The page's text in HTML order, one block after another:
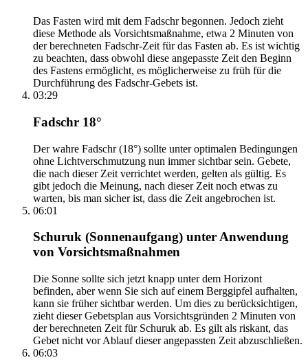
Das Fasten wird mit dem Fadschr begonnen. Jedoch zieht
diese Methode als Vorsichtsmaßnahme, etwa 2 Minuten von
der berechneten Fadschr-Zeit für das Fasten ab. Es ist wichtig
zu beachten, dass obwohl diese angepasste Zeit den Beginn
des Fastens ermöglicht, es möglicherweise zu früh für die
Durchführung des Fadschr-Gebets ist.
03:29
Fadschr 18°
Der wahre Fadschr (18°) sollte unter optimalen Bedingungen
ohne Lichtverschmutzung nun immer sichtbar sein. Gebete,
die nach dieser Zeit verrichtet werden, gelten als gültig. Es
gibt jedoch die Meinung, nach dieser Zeit noch etwas zu
warten, bis man sicher ist, dass die Zeit angebrochen ist.
06:01
Schuruk (Sonnenaufgang) unter Anwendung
von Vorsichtsmaßnahmen
Die Sonne sollte sich jetzt knapp unter dem Horizont
befinden, aber wenn Sie sich auf einem Berggipfel aufhalten,
kann sie früher sichtbar werden. Um dies zu berücksichtigen,
zieht dieser Gebetsplan aus Vorsichtsgründen 2 Minuten von
der berechneten Zeit für Schuruk ab. Es gilt als riskant, das
Gebet nicht vor Ablauf dieser angepassten Zeit abzuschließen.
06:03